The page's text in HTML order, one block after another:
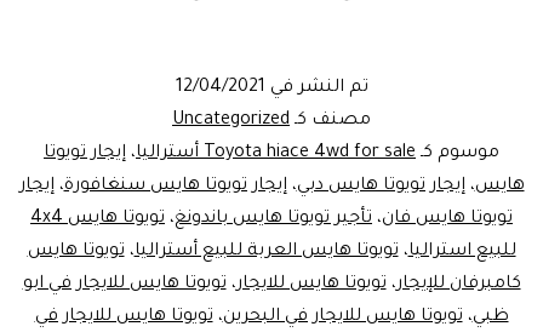
تم النشر في 12/04/2021
مصنف كـ Uncategorized
موسوم كـ Toyota hiace 4wd for sale أستراليا ، إيجار تويوتا
هايس،إيجار تويوتا هايس دبي،إيجار تويوتا هايس سنغافورة،إيجار
تويوتا هايس فان، تأجير تويوتا هايس باندونغ،
تويوتا هايس 4x4
للبيع استراليا،تويوتا هايس العربة للبيع أستراليا،تويوتا هايس
كامبرفان للإيجار،تويوتا هايس للايجار،تويوتا هايس للايجار في ابو
ظبي،تويوتا هايس للايجار في البحرين،تويوتا هايس للايجار في